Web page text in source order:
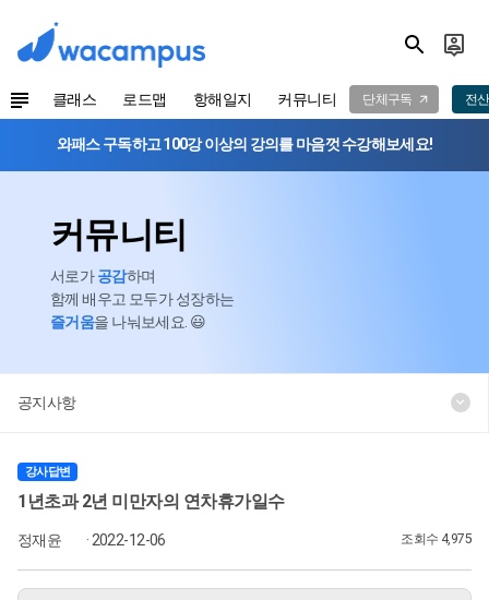
클래스 로드맵 항해일지 커뮤니티 단체구독 전
와패스 구독하고 100강 이상의 강의를 마음껏 수강해보세요!
커뮤니티
서로가공감하며
함께 배우고 모두가 성장하는
즐거움을 나눠보세요. 😃
공지사항
강사답변
1년초과 2년 미만자의 연차휴가일수
정재윤 · 2022-12-06 조회수 4,975